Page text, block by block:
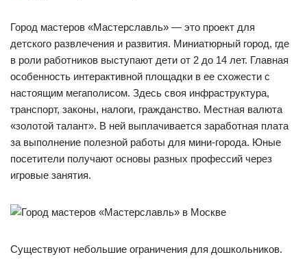
Город мастеров «Мастерславль» — это проект для
детского развлечения и развития. Миниатюрный город, где
в роли работников выступают дети от 2 до 14 лет. Главная
особенность интерактивной площадки в ее схожести с
настоящим мегаполисом. Здесь своя инфраструктура,
транспорт, законы, налоги, гражданство. Местная валюта
«золотой талант». В ней выплачивается заработная плата
за выполнение полезной работы для мини-города. Юные
посетители получают основы разных профессий через
игровые занятия.
Существуют небольшие ограничения для дошкольников.